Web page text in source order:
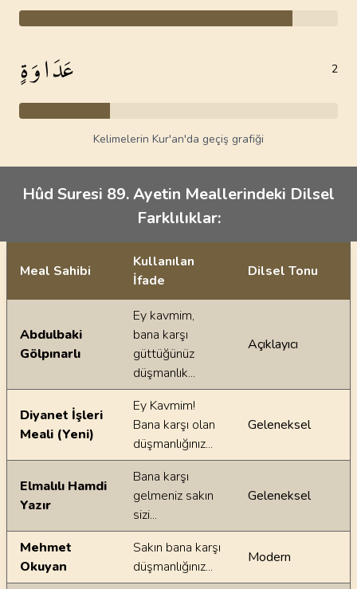
عَدَاوَةٍ
2
Kelimelerin Kur'an'da geçiş grafiği
Hûd Suresi 89. Ayetin Meallerindeki Dilsel
Farklılıklar:
Ayetin meallerindeki dilsel farklılıklar
Meal Sahibi
Kullanılan
İfade
Dilsel Tonu
Abdulbaki
Gölpınarlı
Ey kavmim,
bana karşı
güttüğünüz
düşmanlık...
Açıklayıcı
Diyanet İşleri
Meali (Yeni)
Ey Kavmim!
Bana karşı olan
düşmanlığınız...
Geleneksel
Elmalılı Hamdi
Yazır
Bana karşı
gelmeniz sakın
sizi...
Geleneksel
Mehmet
Okuyan
Sakın bana karşı
düşmanlığınız...
Modern